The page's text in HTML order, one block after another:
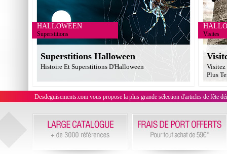
HALLOWEEN
Superstitions
Superstitions Halloween
Histoire Et Superstitions D'Halloween
Visites
Visitez
Plus
Desdeguisements.com vous propose la plus grande sélection d'articles de fête